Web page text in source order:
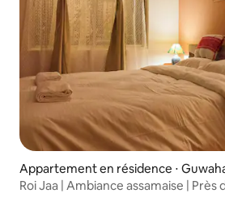
Appartement en résidence ⋅
Roi Jaa | Ambiance assamaise | Près